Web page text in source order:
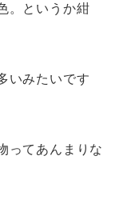
。というか紺
いみたいです
ってあんまりな